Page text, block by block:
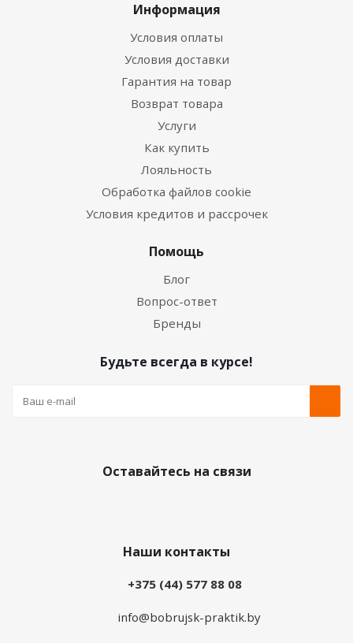
Информация
Условия оплаты
Условия доставки
Гарантия на товар
Возврат товара
Услуги
Как купить
Лояльность
Обработка файлов cookie
Условия кредитов и рассрочек
Помощь
Блог
Вопрос-ответ
Бренды
Будьте всегда в курсе!
Оставайтесь на связи
Наши контакты
+375 (44) 577 88 08
info@bobrujsk-praktik.by